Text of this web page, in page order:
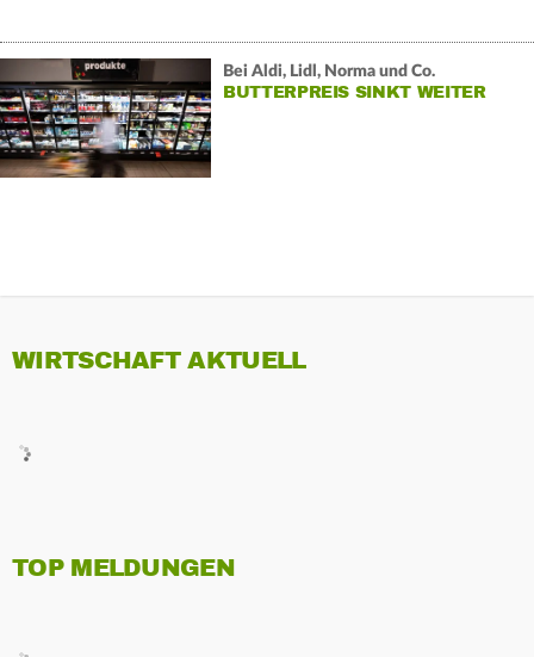
Bei Aldi, Lidl, Norma und Co.
BUTTERPREIS SINKT WEITER
WIRTSCHAFT AKTUELL
TOP MELDUNGEN